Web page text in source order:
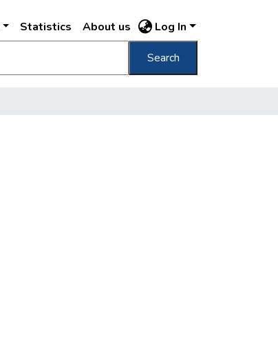
Statistics About us Log In
Search